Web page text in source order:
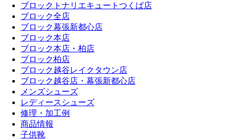
ブロックトナリエキュートつくば店
ブロック全店
ブロック幕張新都心店
ブロック本店
ブロック本店・柏店
ブロック柏店
ブロック越谷レイクタウン店
ブロック越谷店・幕張新都心店
メンズシューズ
レディースシューズ
修理・加工例
商品情報
子供靴